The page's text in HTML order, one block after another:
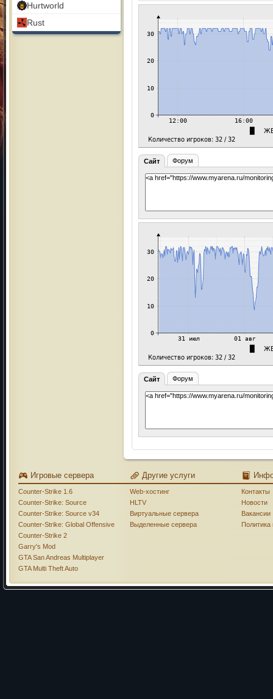
Hurtworld
Rust
Сайт Форум
Сайт Форум
Игровые сервера
Counter-Strike 1.6
Counter-Strike: Source
Counter-Strike: Source v34
Counter-Strike: Global Offensive
Counter-Strike 2
Garry's Mod
GTA San Andreas Multiplayer
GTA Multi Theft Auto
Другие услуги
Web-хостинг
HLTV
Виртуальные сервера
Выделенные сервера
Контакты
Новости
Вакансии
Политика